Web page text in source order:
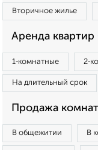
Вторичное жилье
Аренда квартир
1‑комнатные
На длительный срок
Продажа
В общежитии В